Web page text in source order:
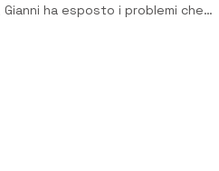
ha esposto i problemi che
Gianni ha anche invitato il